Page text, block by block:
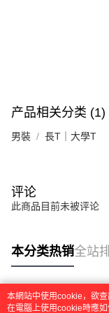
产品相关分类 (1)
男裝 長T｜大學T
评论
此商品目前未被评论
本分类热销全站
热门标签
本網站中使用cookie，欲
在電腦上使用cookie時應